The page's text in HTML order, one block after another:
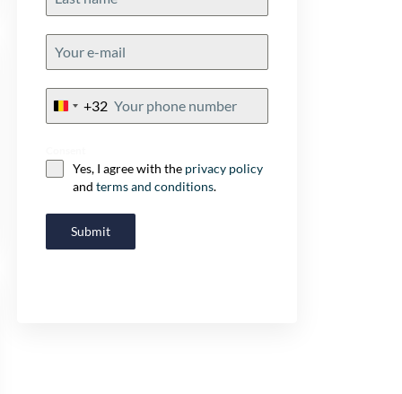
Belgium
+32
Yes, I agree with the privacy policy
and terms and conditions.
Submit